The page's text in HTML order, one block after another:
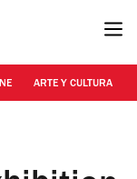
ARTE Y CULTURA